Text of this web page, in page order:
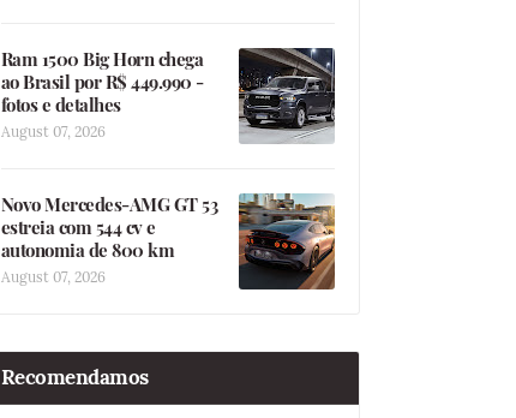
Ram 1500 Big Horn chega
ao Brasil por R$ 449.990 -
fotos e detalhes
August 07, 2026
Novo Mercedes-AMG GT 53
estreia com 544 cv e
autonomia de 800 km
August 07, 2026
Recomendamos